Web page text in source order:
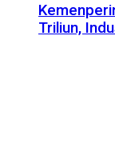
Triliun,